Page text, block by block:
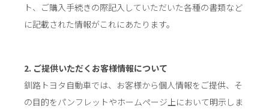
ト、ご購入手続きの際記入していただいた各種の書類など
に記載された情報がこれにあたります。
2. ご提供いただくお客様情報について
釧路トヨタ自動車では、お客様から個人情報をご提供、そ
の目的をパンフレットやホームページ上において明示しま